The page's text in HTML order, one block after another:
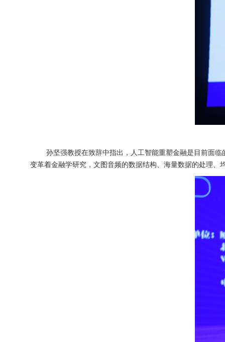
孙坚强教授在致辞中指出，人工智能重塑金融是目前面
变革着金融学研究，文图音频的数据结构、海量数据的处理、